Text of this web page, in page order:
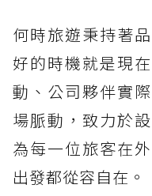
何時旅遊秉持著
好的時機就是現
動、公司夥伴實
場脈動，致力於
為每一位旅客在
出發都從容自在。